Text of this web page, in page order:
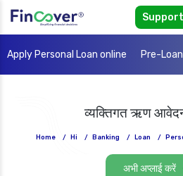
Support
Apply Personal Loan online Pre-
व्यक्तिगत ऋण
Home / Hi / Banking / Loan /
अभी अप्लाई करें